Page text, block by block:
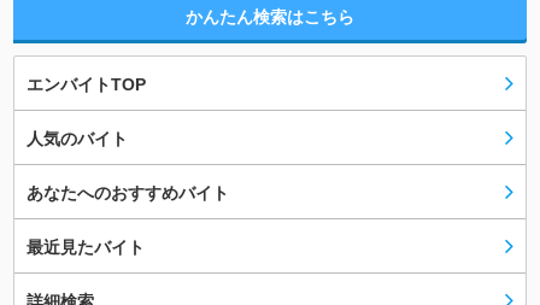
かんたん検索はこちら
エンバイトTOP
人気のバイト
あなたへのおすすめバイト
最近見たバイト